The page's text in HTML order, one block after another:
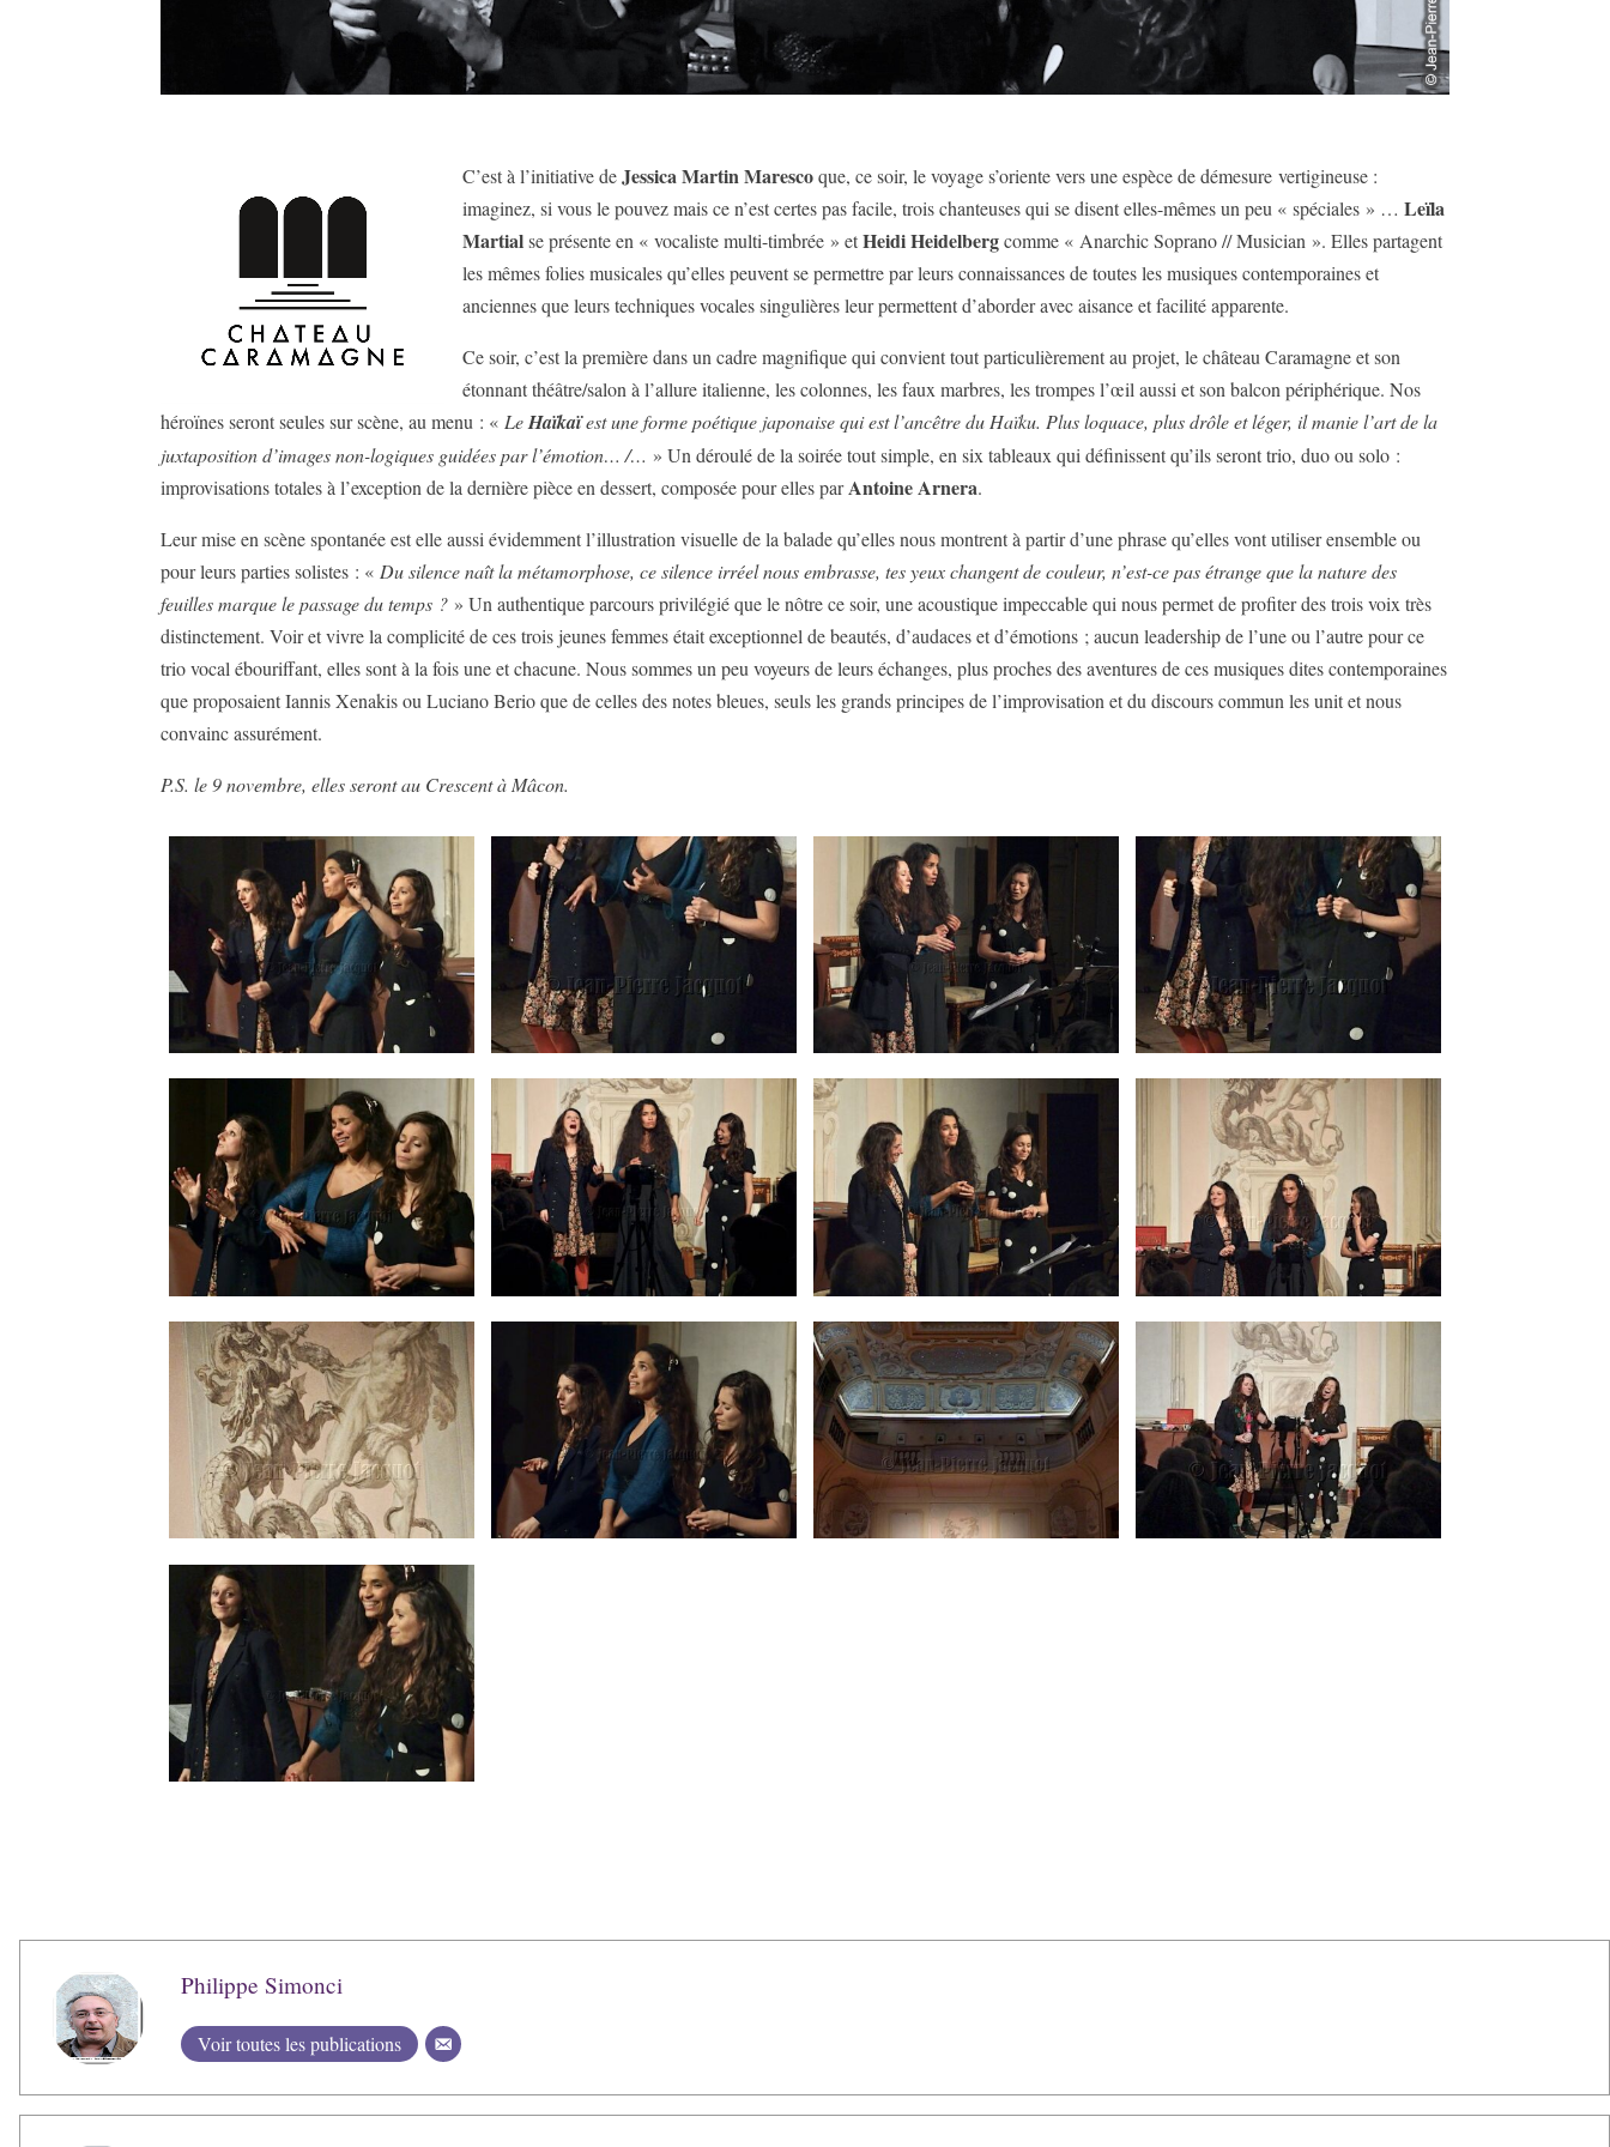
C’est à l’initiative deJessica Martin Marescoque, ce soir, le voyage s’oriente vers une espèce de démesure vertigineuse :
imaginez, si vous le pouvez mais ce n’est certes pas facile, trois chanteuses qui se disent elles-mêmes un peu « spéciales » …Leïla
Martialse présente en « vocaliste multi-timbrée » etHeidi Heidelbergcomme « Anarchic Soprano // Musician ». Elles partagent
les mêmes folies musicales qu’elles peuvent se permettre par leurs connaissances de toutes les musiques contemporaines et
anciennes que leurs techniques vocales singulières leur permettent d’aborder avec aisance et facilité apparente.
Ce soir, c’est la première dans un cadre magnifique qui convient tout particulièrement au projet, le château Caramagne et son
étonnant théâtre/salon à l’allure italienne, les colonnes, les faux marbres, les trompes l’œil aussi et son balcon périphérique. Nos
héroïnes seront seules sur scène, au menu : « LeHaïkaïest une forme poétique japonaise qui est l’ancêtre du Haïku. Plus loquace, plus drôle et léger, il manie l’art de la
juxtaposition d’images non-logiques guidées par l’émotion… /… » Un déroulé de la soirée tout simple, en six tableaux qui définissent qu’ils seront trio, duo ou solo :
improvisations totales à l’exception de la dernière pièce en dessert, composée pour elles parAntoine Arnera.
Leur mise en scène spontanée est elle aussi évidemment l’illustration visuelle de la balade qu’elles nous montrent à partir d’une phrase qu’elles vont utiliser ensemble ou
pour leurs parties solistes : « Du silence naît la métamorphose, ce silence irréel nous embrasse, tes yeux changent de couleur, n’est-ce pas étrange que la nature des
feuilles marque le passage du temps ? » Un authentique parcours privilégié que le nôtre ce soir, une acoustique impeccable qui nous permet de profiter des trois voix très
distinctement. Voir et vivre la complicité de ces trois jeunes femmes était exceptionnel de beautés, d’audaces et d’émotions ; aucun leadership de l’une ou l’autre pour ce
trio vocal ébouriffant, elles sont à la fois une et chacune. Nous sommes un peu voyeurs de leurs échanges, plus proches des aventures de ces musiques dites contemporaines
que proposaient Iannis Xenakis ou Luciano Berio que de celles des notes bleues, seuls les grands principes de l’improvisation et du discours commun les unit et nous
convainc assurément.
P.S. le 9 novembre, elles seront au Crescent à Mâcon.
Philippe Simonci
Voir toutes les publications